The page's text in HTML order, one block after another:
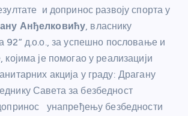
и допринос развоју спорта у
Анђелковићу, власнику
92” д.о.о., за успешно пословање и
којима је помогао у реализацији
акција у граду: Драгану
Савета за безбедност
унапређењу безбедности